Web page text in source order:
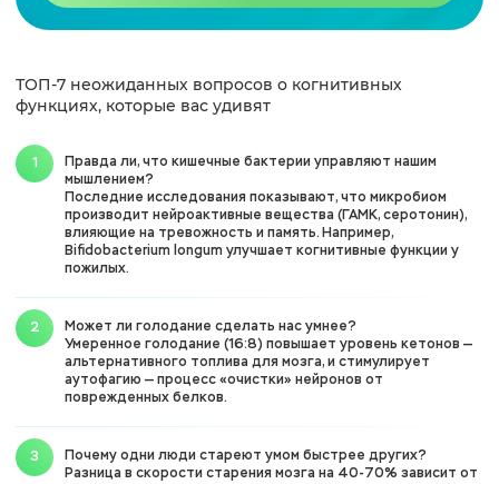
ТОП-7 неожиданных вопросов о когнитивных
функциях, которые вас удивят
Правда ли, что кишечные бактерии управляют нашим
мышлением?
Последние исследования показывают, что микробиом
производит нейроактивные вещества (ГАМК, серотонин),
влияющие на тревожность и память. Например,
Bifidobacterium longum улучшает когнитивные функции у
пожилых.
Может ли голодание сделать нас умнее?
Умеренное голодание (16:8) повышает уровень кетонов —
альтернативного топлива для мозга, и стимулирует
аутофагию — процесс «очистки» нейронов от
поврежденных белков.
Почему одни люди стареют умом быстрее других?
Разница в скорости старения мозга на 40-70% зависит от